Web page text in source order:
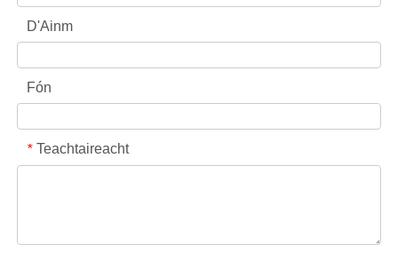
D'Ainm
Fón
* Teachtaireacht
An Treoir Deiridh maidir le Glantaigh Miasniteoir: Pods Vs. Táibléad Vs. Púdar